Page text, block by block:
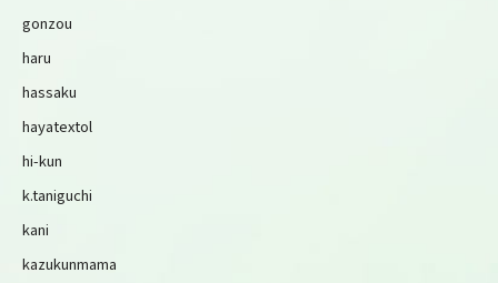
gonzou
haru
hassaku
hayatextol
hi-kun
k.taniguchi
kani
kazukunmama